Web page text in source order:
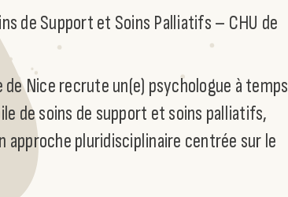
de Support et Soins Palliatifs – CHU de
Nice recrute un(e) psychologue à temps
de soins de support et soins palliatifs,
approche pluridisciplinaire centrée sur le